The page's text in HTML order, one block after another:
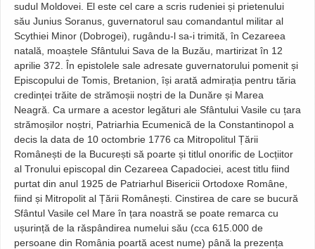
sudul Moldovei. El este cel care a scris rudeniei și prietenului
său Junius Soranus, guvernatorul sau comandantul militar al
Scythiei Minor (Dobrogei), rugându-l sa-i trimită, în Cezareea
natală, moaștele Sfântului Sava de la Buzău, martirizat în 12
aprilie 372. În epistolele sale adresate guvernatorului pomenit și
Episcopului de Tomis, Bretanion, își arată admirația pentru tăria
credinței trăite de strămoșii noștri de la Dunăre și Marea
Neagră. Ca urmare a acestor legături ale Sfântului Vasile cu țara
strămoșilor noștri, Patriarhia Ecumenică de la Constantinopol a
decis la data de 10 octombrie 1776 ca Mitropolitul Țării
Românești de la București să poarte și titlul onorific de Locțiitor
al Tronului episcopal din Cezareea Capadociei, acest titlu fiind
purtat din anul 1925 de Patriarhul Bisericii Ortodoxe Române,
fiind și Mitropolit al Țării Românești. Cinstirea de care se bucură
Sfântul Vasile cel Mare în țara noastră se poate remarca cu
ușurință de la răspândirea numelui său (cca 615.000 de
persoane din România poartă acest nume) până la prezența